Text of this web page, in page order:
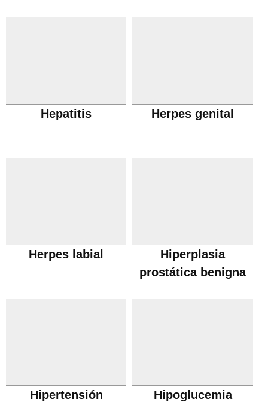
Hepatitis Herpes genital
Herpes labial
Hiperplasia
prostática benigna
Hipertensión Hipoglucemia